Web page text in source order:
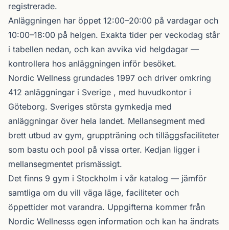
registrerade.
Anläggningen har öppet 12:00–20:00 på vardagar och
10:00–18:00 på helgen. Exakta tider per veckodag står
i tabellen nedan, och kan avvika vid helgdagar —
kontrollera hos anläggningen inför besöket.
Nordic Wellness grundades 1997 och driver omkring
412 anläggningar i Sverige , med huvudkontor i
Göteborg. Sveriges största gymkedja med
anläggningar över hela landet. Mellansegment med
brett utbud av gym, gruppträning och tilläggsfaciliteter
som bastu och pool på vissa orter. Kedjan ligger i
mellansegmentet prismässigt.
Det finns 9 gym i Stockholm i vår katalog — jämför
samtliga om du vill väga läge, faciliteter och
öppettider mot varandra. Uppgifterna kommer från
Nordic Wellnesss egen information och kan ha ändrats